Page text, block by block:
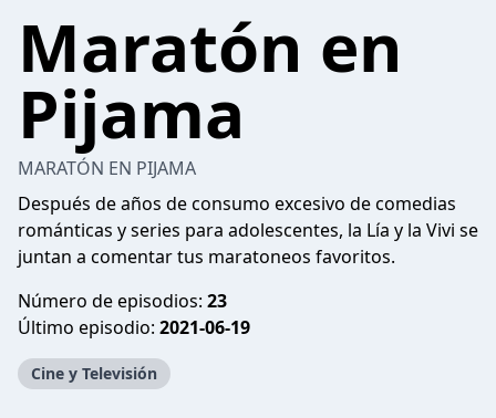
Maratón en
Pijama
MARATÓN EN PIJAMA
Después de años de consumo excesivo de comedias
románticas y series para adolescentes, la Lía y la Vivi se
juntan a comentar tus maratoneos favoritos.
Número de episodios: 23
Último episodio: 2021-06-19
Cine y Televisión